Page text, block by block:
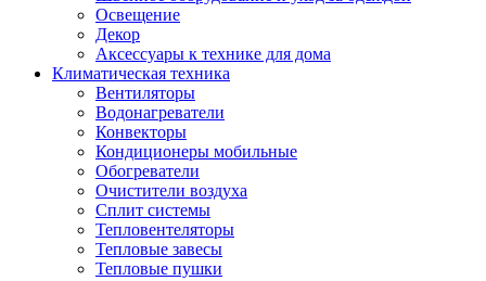
Освещение
Декор
Аксессуары к технике для дома
Климатическая техника
Вентиляторы
Водонагреватели
Конвекторы
Кондиционеры мобильные
Обогреватели
Очистители воздуха
Сплит системы
Тепловентеляторы
Тепловые завесы
Тепловые пушки